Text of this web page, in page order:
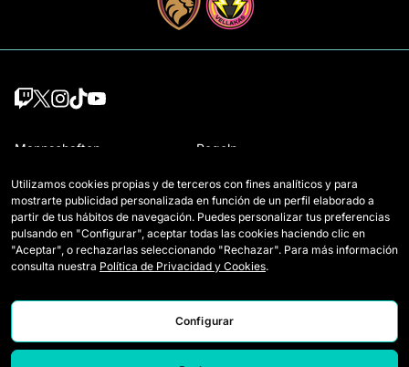
Mannschaften
Draft-Spielerinnen
Wildcards
Spiele
Simulator
Regeln
Wie Queens gespielt wird
Tickets
Presseakkreditierungen
Arbeiten Sie mit uns
Utilizamos cookies propias y de terceros con fines analíticos y para
mostrarte publicidad personalizada en función de un perfil elaborado a
partir de tus hábitos de navegación. Puedes personalizar tus preferencias
pulsando en "Configurar", aceptar todas las cookies haciendo clic en
"Aceptar", o rechazarlas seleccionando "Rechazar". Para más información
consulta nuestra Política de Privacidad y Cookies.
Configurar